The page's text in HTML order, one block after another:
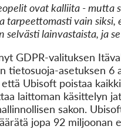
ovat kalliita - mutta
tarpeettomasti vain
lainvastaista, ja
GDPR-valituksen
tietosuoja-asetuksen
Ubisoft poistaa
laittoman käsittelyn
sakon.
jopa 92 miljoonan